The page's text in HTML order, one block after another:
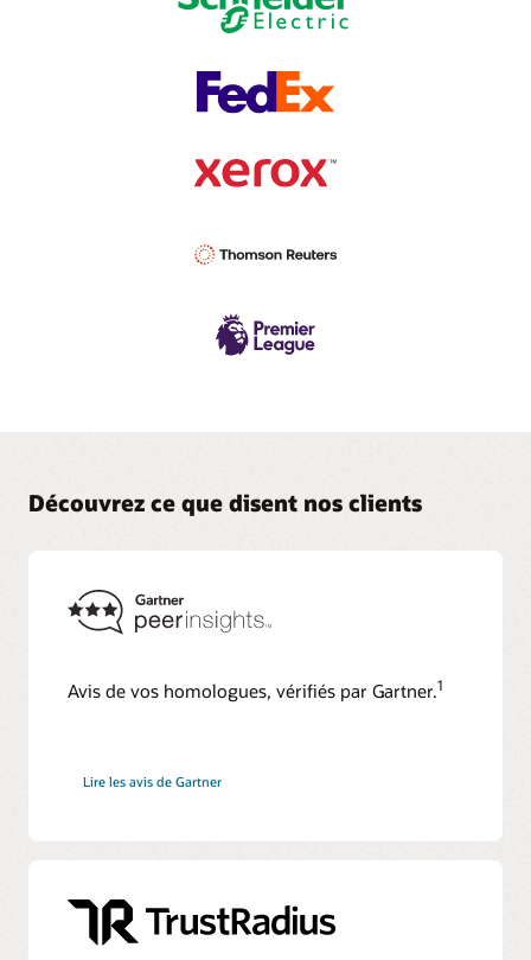
Découvrez ce que disent nos clients
Avis de vos homologues, vérifiés par Gartner.1
Lire les avis de Gartner